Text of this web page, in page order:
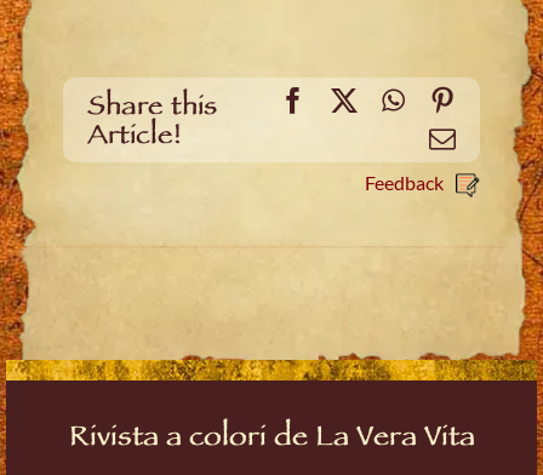
Share this
Article!
Facebook
X WhatsApp
Email
Feedback
Rivista a colori de La Vera Vita